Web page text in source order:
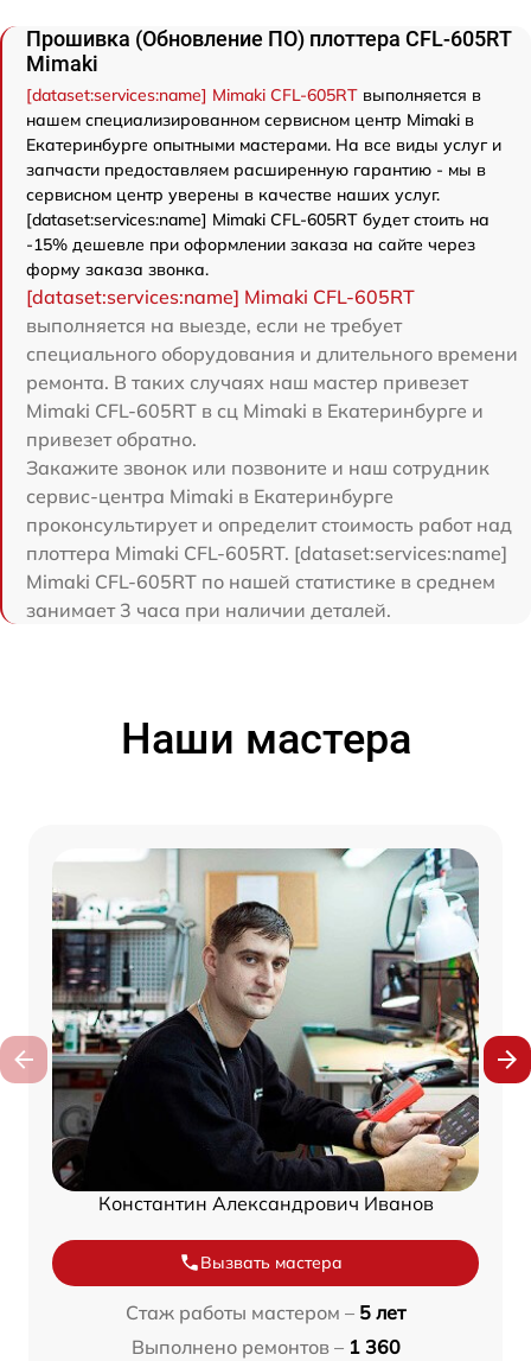
Прошивка (Обновление ПО) плоттера CFL-605RT
Mimaki
[dataset:services:name] Mimaki CFL-605RT выполняется в
нашем специализированном сервисном центр Mimaki в
Екатеринбурге опытными мастерами. На все виды услуг и
запчасти предоставляем расширенную гарантию - мы в
сервисном центр уверены в качестве наших услуг.
[dataset:services:name] Mimaki CFL-605RT будет стоить на
-15% дешевле при оформлении заказа на сайте через
форму заказа звонка.
[dataset:services:name] Mimaki CFL-605RT
выполняется на выезде, если не требует
специального оборудования и длительного времени
ремонта. В таких случаях наш мастер привезет
Mimaki CFL-605RT в сц Mimaki в Екатеринбурге и
привезет обратно.
Закажите звонок или позвоните и наш сотрудник
сервис-центра Mimaki в Екатеринбурге
проконсультирует и определит стоимость работ над
плоттера Mimaki CFL-605RT. [dataset:services:name]
Mimaki CFL-605RT по нашей статистике в среднем
занимает 3 часа при наличии деталей.
Наши мастера
Константин Александрович Иванов
Вызвать мастера
Стаж работы мастером – 5 лет
Выполнено ремонтов – 1 360